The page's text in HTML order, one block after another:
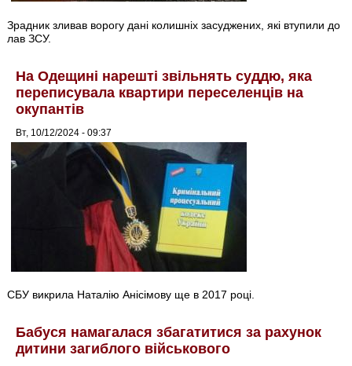
Зрадник зливав ворогу дані колишніх засуджених, які втупили до
лав ЗСУ.
На Одещині нарешті звільнять суддю, яка
переписувала квартири переселенців на
окупантів
Вт, 10/12/2024 - 09:37
СБУ викрила Наталію Анісімову ще в 2017 році.
Бабуся намагалася збагатитися за рахунок
дитини загиблого військового